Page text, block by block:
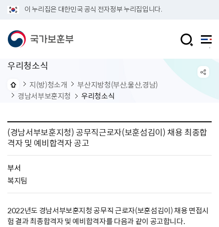
이 누리집은 대한민국 공식 전자정부 누리집입니다.
우리청소식
지(방)청소개
부산지방청(부산,울산,경남)
경남서부보훈지청
우리청소식
(경남서부보훈지청) 공무직근로자(보훈섬김이) 채용 최종합
격자 및 예비합격자 공고
부서
복지팀
2022년도 경남서부보훈지청 공무직 근로자(보훈섬김이) 채용 면접시
험 결과 최종합격자 및 예비합격자를 다음과 같이 공고합니다.